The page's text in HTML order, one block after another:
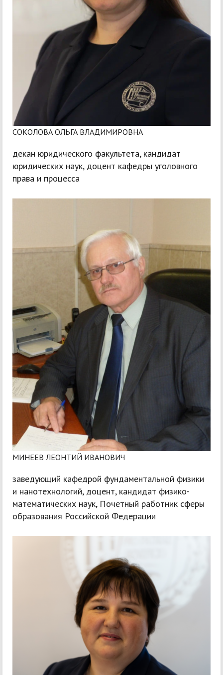
СОКОЛОВА ОЛЬГА ВЛАДИМИРОВНА
декан юридического факультета, кандидат
юридических наук, доцент кафедры уголовного
права и процесса
МИНЕЕВ ЛЕОНТИЙ ИВАНОВИЧ
заведующий кафедрой фундаментальной физики
и нанотехнологий, доцент, кандидат физико-
математических наук, Почетный работник сферы
образования Российской Федерации